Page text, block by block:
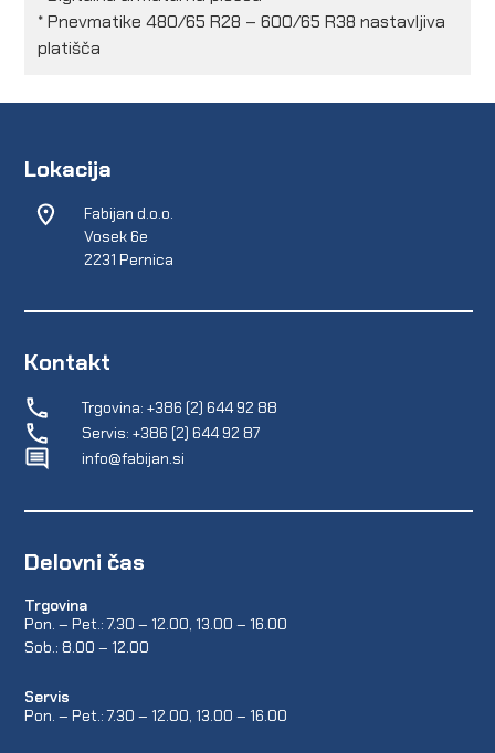
* Pnevmatike 480/65 R28 – 600/65 R38 nastavljiva
platišča
Lokacija
Fabijan d.o.o.
Vosek 6e
2231 Pernica
Kontakt
Trgovina: +386 (2) 644 92 88
Servis: +386 (2) 644 92 87
info@fabijan.si
Delovni čas
Trgovina
Pon. – Pet.: 7.30 – 12.00, 13.00 – 16.00
Sob.: 8.00 – 12.00
Servis
Pon. – Pet.: 7.30 – 12.00, 13.00 – 16.00